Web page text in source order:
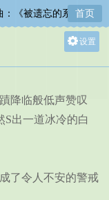
：《被遗忘的系统》
首页
设置
中
小
降临般低声赞叹
出一道冰冷的白
了令人不安的警戒